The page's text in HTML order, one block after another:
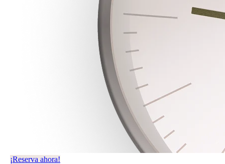
¡Reserva ahora!